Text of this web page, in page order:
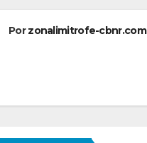
Porzonalimitrofe-cbnr.com